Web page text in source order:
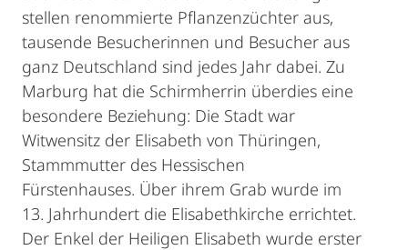
stellen renommierte Pflanzenzüchter aus,
tausende Besucherinnen und Besucher aus
ganz Deutschland sind jedes Jahr dabei. Zu
Marburg hat die Schirmherrin überdies eine
besondere Beziehung: Die Stadt war
Witwensitz der Elisabeth von Thüringen,
Stammmutter des Hessischen
Fürstenhauses. Über ihrem Grab wurde im
13. Jahrhundert die Elisabethkirche errichtet.
Der Enkel der Heiligen Elisabeth wurde erster